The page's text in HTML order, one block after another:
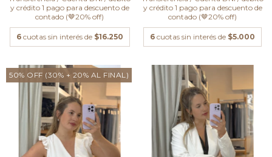
y crédito 1 pago para descuento de
contado (🤎20% off)
6 cuotas sin interés de $16.250
y crédito 1 pago para descuento de
contado (🤎20% off)
6 cuotas sin interés de $5.000
50% OFF (30% + 20% AL FINAL)